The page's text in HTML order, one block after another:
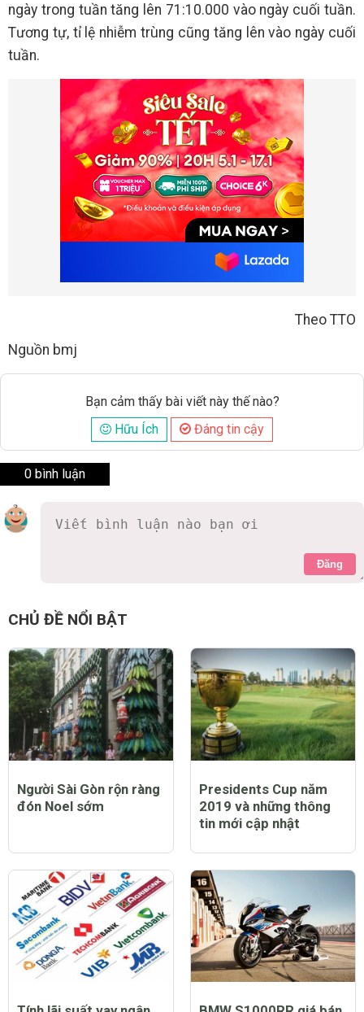
ngày trong tuần tăng lên 71:10.000 vào ngày cuối tuần.
Tương tự, tỉ lệ nhiễm trùng cũng tăng lên vào ngày cuối
tuần.
Theo TTO
Nguồn bmj
Bạn cảm thấy bài viết này thế nào?
Hữu Ích
Đáng tin cậy
0 bình luận
Đăng
CHỦ ĐỀ NỔI BẬT
Người Sài Gòn rộn ràng
đón Noel sớm
Presidents Cup năm
2019 và những thông
tin mới cập nhật